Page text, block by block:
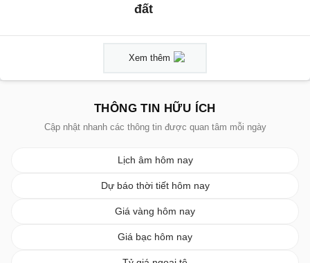
đất
Xem thêm
THÔNG TIN HỮU ÍCH
Cập nhật nhanh các thông tin được quan tâm mỗi ngày
Lịch âm hôm nay
Dự báo thời tiết hôm nay
Giá vàng hôm nay
Giá bạc hôm nay